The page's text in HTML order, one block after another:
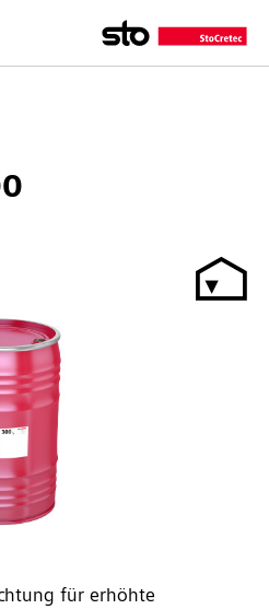
für erhöhte